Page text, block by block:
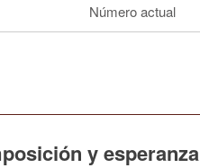
Número actual
y esperanza